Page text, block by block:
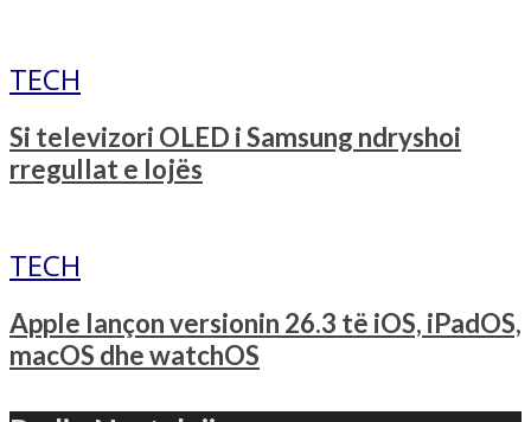
TECH
Si televizori OLED i Samsung ndryshoi
rregullat e lojës
TECH
Apple lançon versionin 26.3 të iOS, iPadOS,
macOS dhe watchOS